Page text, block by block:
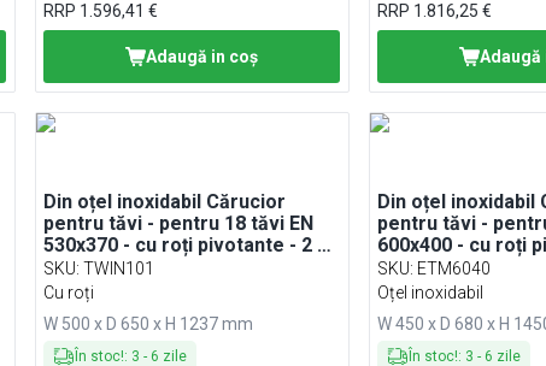
RRP 1.596,41 €
Adaugă in coş
RRP 1.816,25 €
Adaugă
Din oțel inoxidabil Cărucior
pentru tăvi - pentru 18 tăvi EN
530x370 - cu roți pivotante - 2 cu
frână - roți Ø140 mm
SKU:TWIN101
Cu roți
W 500 x D 650 x H 1237 mm
În stoc!: 3 - 6 zile
Din oțel inoxidabil
pentru tăvi -
600x400 - cu roți
frână
SKU: ETM6040
Oțel inoxidabil
W 450 x D 680 x H
În stoc!: 3 - 6 zile